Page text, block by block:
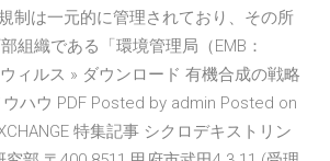
制は一元的に管理されており、その所
組織である「環境管理局（EMB：
ィルス » ダウンロード 有機合成の戦略
ハウ PDF Posted by admin Posted on
特集記事 シクロデキストリン